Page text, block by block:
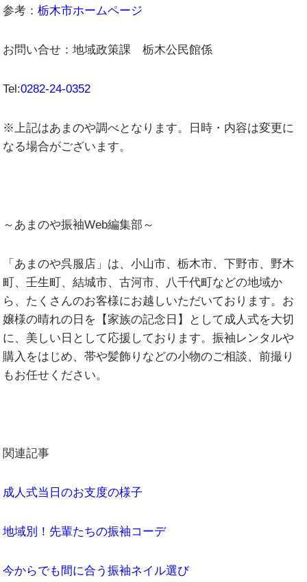
参考：栃木市ホームページ
お問い合せ：地域政策課 栃木公民館係
Tel:0282-24-0352
※上記はあまのや調べとなります。日時・内容は変更に
なる場合がございます。
～ あまのや振袖Web編集部 ～
「あまのや呉服店」は、小山市、栃木市、下野市、野木
町、壬生町、結城市、古河市、八千代町などの地域か
ら、たくさんのお客様にお越しいただいております。お
嬢様の晴れの日を【家族の記念日】として成人式を大切
に、美しい日として応援しております。振袖レンタルや
購入をはじめ、帯や髪飾りなどの小物のご相談、前撮り
もお任せください。
関連記事
成人式当日のお支度の様子
地域別！先輩たちの振袖コーデ
今からでも間に合う振袖ネイル選び